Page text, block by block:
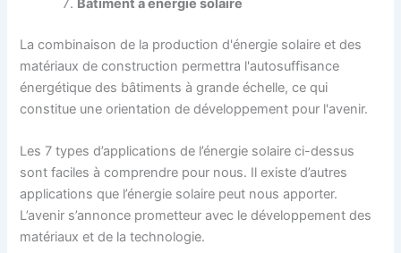
Bâtiment à énergie solaire
La combinaison de la production d'énergie solaire et des
matériaux de construction permettra l'autosuffisance
énergétique des bâtiments à grande échelle, ce qui
constitue une orientation de développement pour l'avenir.
Les 7 types d’applications de l’énergie solaire ci-dessus
sont faciles à comprendre pour nous. Il existe d’autres
applications que l’énergie solaire peut nous apporter.
L’avenir s’annonce prometteur avec le développement des
matériaux et de la technologie.